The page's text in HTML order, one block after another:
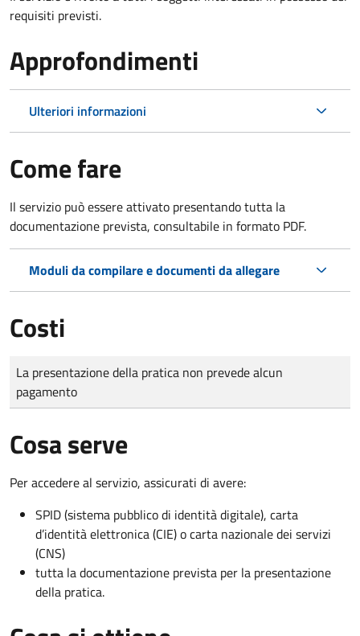
requisiti previsti.
Approfondimenti
Ulteriori informazioni
Come fare
Il servizio può essere attivato presentando tutta la
documentazione prevista, consultabile in formato PDF.
Moduli da compilare e documenti da allegare
Costi
Tipo di pagamento
Importo
La presentazione della pratica non prevede alcun
pagamento
Cosa serve
Per accedere al servizio, assicurati di avere:
SPID (sistema pubblico di identità digitale), carta
d’identità elettronica (CIE) o carta nazionale dei servizi
(CNS)
tutta la documentazione prevista per la presentazione
della pratica.